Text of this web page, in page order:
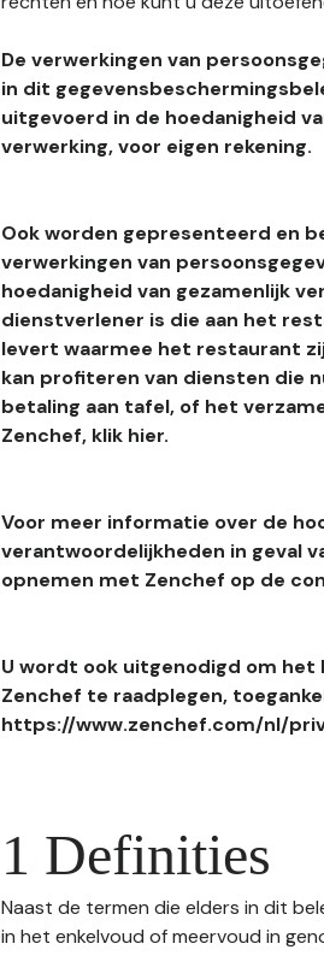
De verwerkingen van
in dit
uitgevoerd in de hoedanigheid
verwerking, voor eigen rekening.
Ook worden gepresenteerd en
verwerkingen van
hoedanigheid van gezamenlijk
dienstverlener is die aan het
levert waarmee het restaurant
kan profiteren van diensten die
betaling aan tafel, of het
Zenchef, klik hier.
Voor meer informatie over de
verantwoordelijkheden in geval
opnemen met Zenchef op de
U wordt ook uitgenodigd om het
Zenchef te raadplegen,
https://www.zenchef.com/nl/
1 Definities
Naast de termen die elders in dit
in het enkelvoud of meervoud in